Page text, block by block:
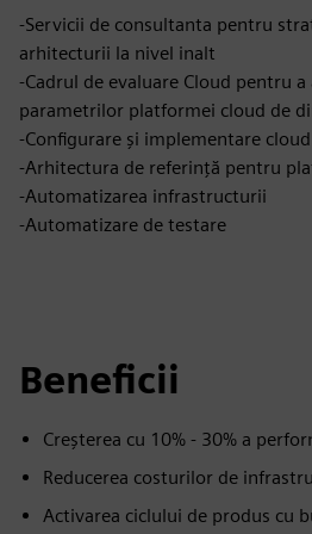
-Servicii de consultanta pentru
arhitecturii la nivel inalt
-Cadrul de evaluare Cloud pentru
parametrilor platformei cloud de
-Configurare și implementare cloud
-Arhitectura de referință pentru
-Automatizarea infrastructurii
-Automatizare de testare
Beneficii
Creșterea cu 10% - 30% a
Reducerea costurilor de
Activarea ciclului de produs cu